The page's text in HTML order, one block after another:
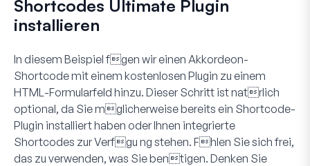
Shortcodes Ultimate Plugin
installieren
In diesem Beispiel fgen wir einen Akkordeon-
Shortcode mit einem kostenlosen Plugin zu einem
HTML -Formularfeld hinzu. Dieser Schritt ist natrlich
optional, da Sie mglicherweise bereits ein Shortcode-
Plugin installiert haben oder Ihnen integrierte
Shortcodes zur Verfgu ng stehen. Fhlen Sie sich frei,
das zu verwenden, was Sie bentigen. Denken Sie